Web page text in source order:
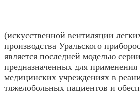
(искусственной вентиляции
производства Уральского
является последней моделью
предназначенных для
медицинских учреждениях в
тяжелобольных пациентов и